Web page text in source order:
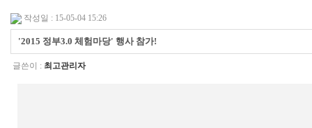
작성일 : 15-05-04 15:26
'2015 정부3.0 체험마당' 행사 참가!
글쓴이 : 최고관리자